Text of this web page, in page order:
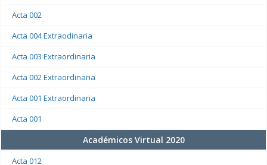
Acta 002
Acta 004 Extraodinaria
Acta 003 Extraordinaria
Acta 002 Extraordinaria
Acta 001 Extraordinaria
Acta 001
Académicos Virtual 2020
Acta 012